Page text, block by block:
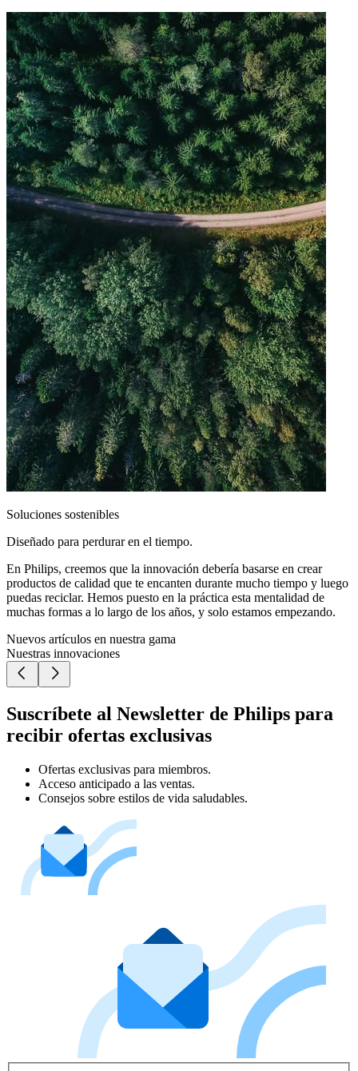
Soluciones sostenibles
Diseñado para perdurar en el tiempo.
En Philips, creemos que la innovación debería basarse en crear
productos de calidad que te encanten durante mucho tiempo y luego
puedas reciclar. Hemos puesto en la práctica esta mentalidad de
muchas formas a lo largo de los años, y solo estamos empezando.
Nuevos artículos en nuestra gama
Nuestras innovaciones
Suscríbete al Newsletter de Philips para
recibir ofertas exclusivas
Ofertas exclusivas para miembros.
Acceso anticipado a las ventas.
Consejos sobre estilos de vida saludables.